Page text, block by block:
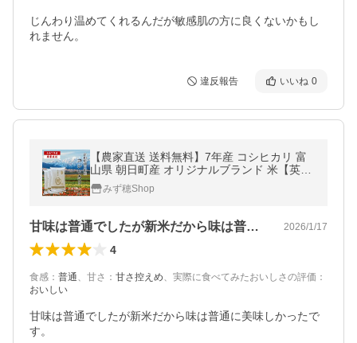
じんわり温めてくれるんだが敏感肌の方に良くないかもし
れません。
違反報告 いいね 0
【農家直送 送料無料】7年産 コシヒカリ 富
山県 朝日町産 オリジナルブランド 米【英〜
はなぶさ〜】精米9kg×3袋 精米 白米 残留農
薬検査済
みず穂Shop
甘味は普通でしたが新米だから味は普通に… 2026/1/17
4
食感 ： 普通、 甘さ ： 甘さ控えめ、 実際に食べてみたおいしさの評価 ：
おいしい
甘味は普通でしたが新米だから味は普通に美味しかったで
す。